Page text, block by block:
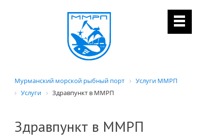
Мурманский морской рыбный порт
Услуги ММРП
Услуги
Здравпункт в ММРП
Здравпункт в ММРП